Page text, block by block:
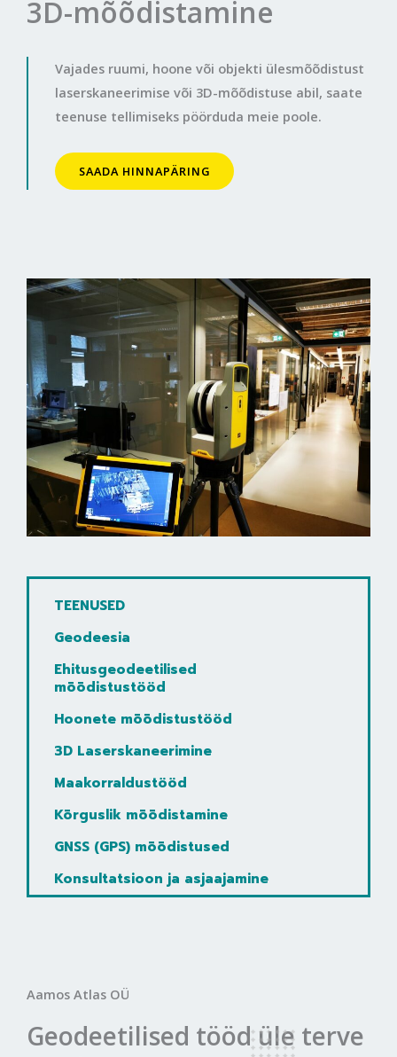
3D-mõõdistamine
Vajades ruumi, hoone või objekti ülesmõõdistust
laserskaneerimise või 3D-mõõdistuse abil, saate
teenuse tellimiseks pöörduda meie poole.
SAADA HINNAPÄRING
TEENUSED
Geodeesia
Ehitusgeodeetilised
mõõdistustööd
Hoonete mõõdistustööd
3D Laserskaneerimine
Maakorraldustööd
Kõrguslik mõõdistamine
GNSS (GPS) mõõdistused
Konsultatsioon ja asjaajamine
Aamos Atlas OÜ
Geodeetilised tööd üle terve